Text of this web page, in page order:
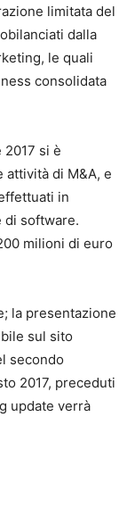
limitata del
dalla
le quali
consolidata
si è
attività di M&A, e
in
software.
milioni di euro
la presentazione
sul sito
secondo
2017, preceduti
update verrà